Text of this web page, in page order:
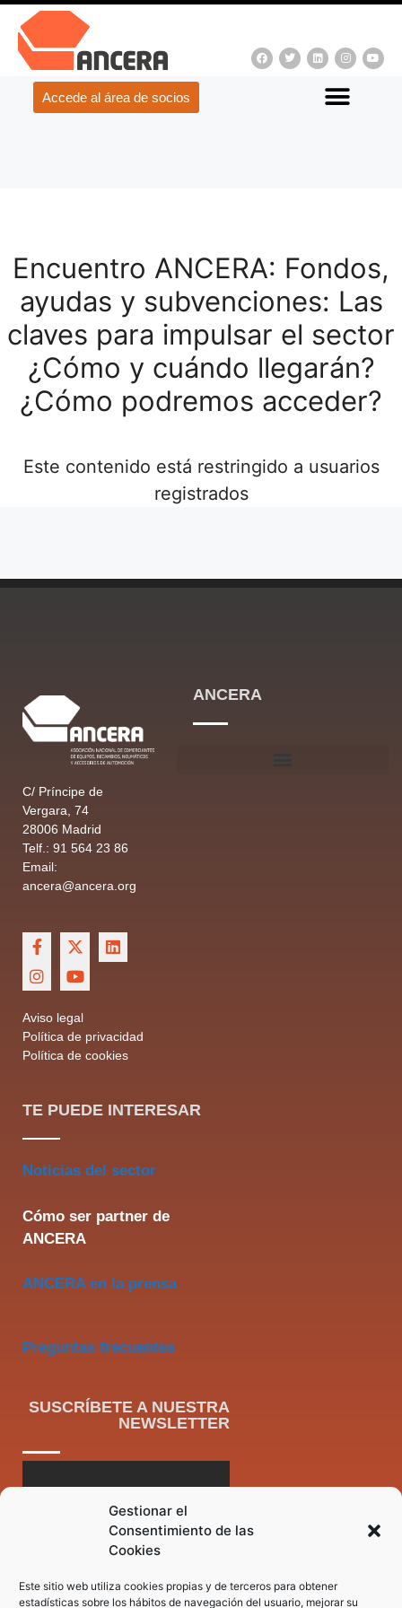
Gestionar el
Consentimiento de las
Cookies
Este sitio web utiliza cookies propias y de terceros para obtener
estadísticas sobre los hábitos de navegación del usuario, mejorar su
Accede al área de socios
Encuentro ANCERA: Fondos,
ayudas y subvenciones: Las
claves para impulsar el sector
¿Cómo y cuándo llegarán?
¿Cómo podremos acceder?
Este contenido está restringido a usuarios
registrados
C/ Príncipe de
Vergara, 74
28006 Madrid
Telf.: 91 564 23 86
Email:
ancera@ancera.org
Aviso legal
Política de privacidad
Política de cookies
ANCERA
TE PUEDE INTERESAR
Noticias del sector
Cómo ser partner de
ANCERA
ANCERA en la prensa
Preguntas frecuentes
SUSCRÍBETE A NUESTRA
NEWSLETTER